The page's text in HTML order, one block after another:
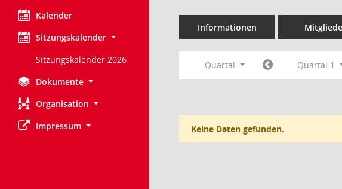
Kalender
Sitzungskalender
Sitzungskalender 2026
Dokumente
Organisation
Impressum
Informationen
Quartal Quartal 1
Keine Daten gefunden.